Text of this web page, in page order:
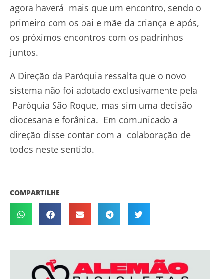
agora haverá mais que um encontro, sendo o
primeiro com os pai e mãe da criança e após,
os próximos encontros com os padrinhos
juntos.
A Direção da Paróquia ressalta que o novo
sistema não foi adotado exclusivamente pela
Paróquia São Roque, mas sim uma decisão
diocesana e forânica. Em comunicado a
direção disse contar com a colaboração de
todos neste sentido.
COMPARTILHE